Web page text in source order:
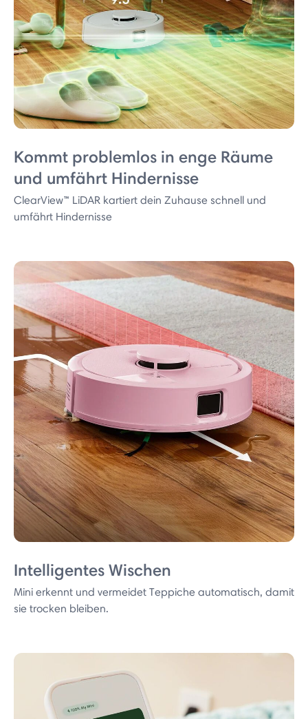
Kommt problemlos in enge Räume
und umfährt Hindernisse
ClearView™ LiDAR kartiert dein Zuhause schnell und
umfährt Hindernisse
Intelligentes Wischen
Mini erkennt und vermeidet Teppiche automatisch, damit
sie trocken bleiben.